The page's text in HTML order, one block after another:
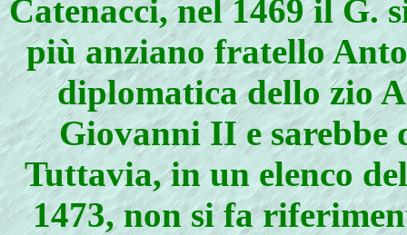
Catenacci, nel 1469 il G.
più anziano fratello
diplomatica dello zio
Giovanni II e sarebbe
Tuttavia, in un elenco
1473, non si fa